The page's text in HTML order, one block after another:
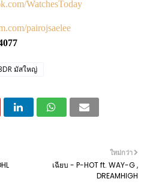
WatchesToday
pairojsaelee
มัสใหญ่
ใหม่กว่า
เฉียบ - P-HOT ft. WAY-G ,
DREAMHIGH